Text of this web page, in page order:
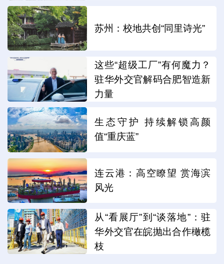
苏州：校地共创“同里诗光”
这些“超级工厂”有何魔力？
驻华外交官解码合肥智造新
力量
生态守护 持续解锁高颜
值“重庆蓝”
连云港：高空瞭望 赏海滨
风光
从“看展厅”到“谈落地”：驻
华外交官在皖抛出合作橄榄
枝